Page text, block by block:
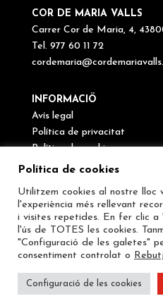
COR DE MARIA VALLS
Carrer Cor de Maria, 4,
Tel. 977 60 11 72
INFORMACIÖ
Avís legal
Política de privacitat
Política de cookies
Canal de denúncies
SEGUEIX-NOS
Política de cookies
Utilitzem cookies al nostre lloc
l'experiència més rellevant
i visites repetides. En fer clic
l'ús de TOTES les cookies.
"Configuració de les galetes"
consentiment controlat o
Configuració de les cookies